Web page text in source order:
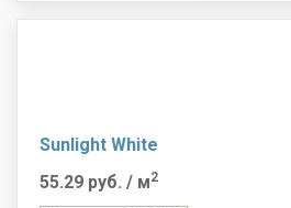
Sunlight White
55.29 руб. / м2